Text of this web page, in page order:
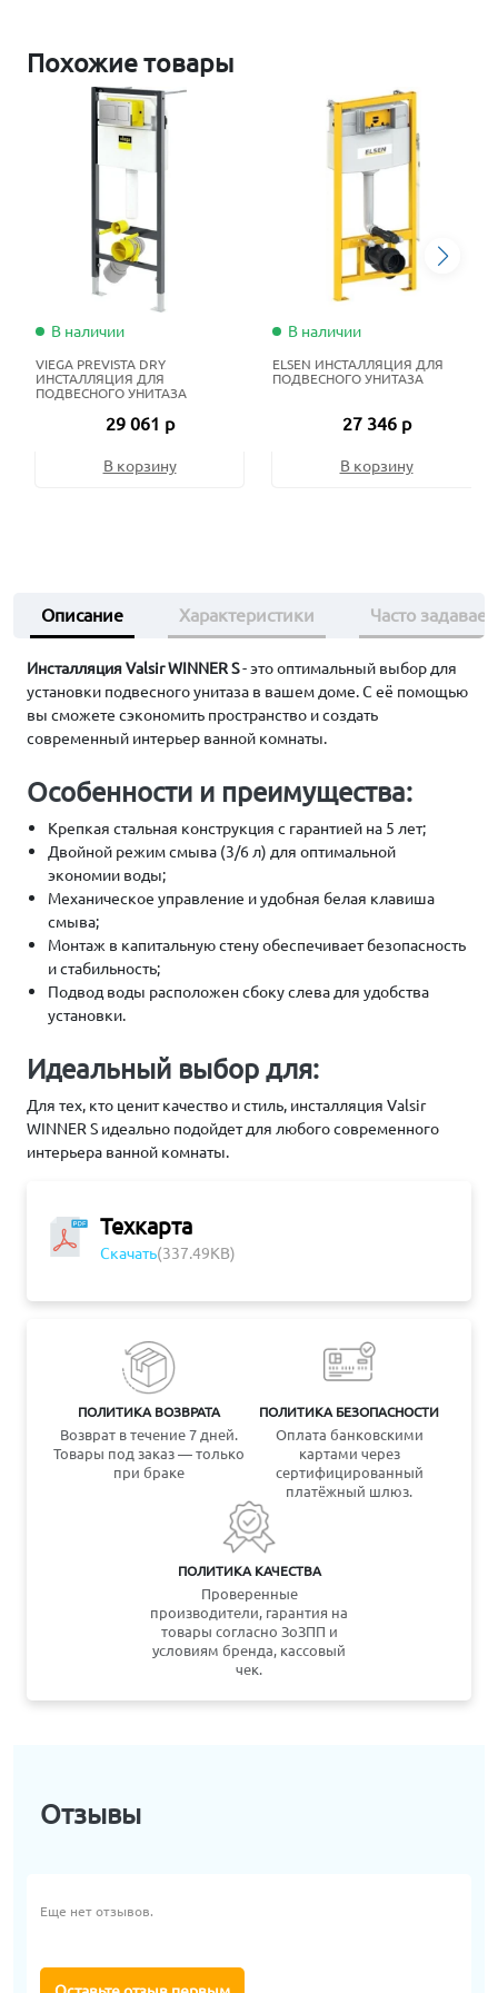
Похожие товары
В наличии
VIEGA PREVISTA DRY
ИНСТАЛЛЯЦИЯ ДЛЯ
ПОДВЕСНОГО УНИТАЗА
29 061 р
В корзину
В наличии
ELSEN ИНСТАЛЛЯЦИЯ ДЛЯ
ПОДВЕСНОГО УНИТАЗА
27 346 р
В корзину
Описание Характеристики Часто
Техкарта
Скачать(337.49KB)
ПОЛИТИКА ВОЗВРАТА
Возврат в течение 7 дней.
Товары под заказ — только
при браке
ПОЛИТИКА БЕЗОПАСНОСТИ
Оплата банковскими
картами через
сертифицированный
платёжный шлюз.
ПОЛИТИКА КАЧЕСТВА
Проверенные
производители, гарантия на
товары согласно ЗоЗПП и
условиям бренда, кассовый
чек.
Инсталляция Valsir WINNER S- это оптимальный выбор для
установки подвесного унитаза в вашем доме. С её помощью
вы сможете сэкономить пространство и создать
современный интерьер ванной комнаты.
Особенности и преимущества:
Крепкая стальная конструкция с гарантией на 5 лет;
Двойной режим смыва (3/6 л) для оптимальной
экономии воды;
Механическое управление и удобная белая клавиша
смыва;
Монтаж в капитальную стену обеспечивает безопасность
и стабильность;
Подвод воды расположен сбоку слева для удобства
установки.
Идеальный выбор для:
Для тех, кто ценит качество и стиль, инсталляция Valsir
WINNER S идеально подойдет для любого современного
интерьера ванной комнаты.
Отзывы
Еще нет отзывов.